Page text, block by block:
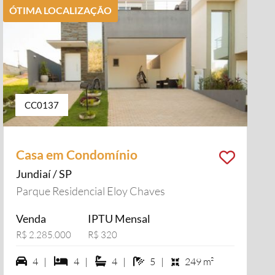
ÓTIMA LOCALIZAÇÃO
CC0137
Casa em Condomínio
Jundiaí / SP
Parque Residencial Eloy Chaves
Venda
R$ 2.285.000
IPTU Mensal
R$ 320
4 vagas na garagem
4 | 4 dormiórios
4 | 4 suítes
4 | 5 banheiros
5 | 249 m²